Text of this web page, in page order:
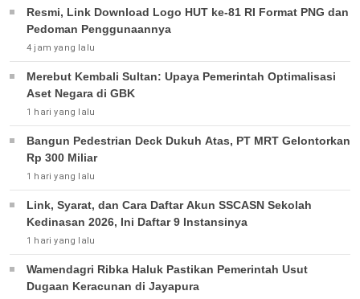
Resmi, Link Download Logo HUT ke-81 RI Format PNG dan
Pedoman Penggunaannya
4 jam yang lalu
Merebut Kembali Sultan: Upaya Pemerintah Optimalisasi
Aset Negara di GBK
1 hari yang lalu
Bangun Pedestrian Deck Dukuh Atas, PT MRT Gelontorkan
Rp 300 Miliar
1 hari yang lalu
Link, Syarat, dan Cara Daftar Akun SSCASN Sekolah
Kedinasan 2026, Ini Daftar 9 Instansinya
1 hari yang lalu
Wamendagri Ribka Haluk Pastikan Pemerintah Usut
Dugaan Keracunan di Jayapura